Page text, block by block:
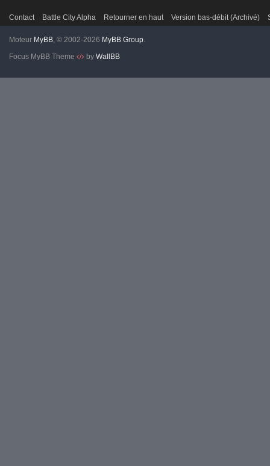
Contact Battle City Alpha Retourner en haut Version bas-débit (Archivé)
Moteur MyBB, © 2002-2026 MyBB Group.
Focus MyBB Theme
by WallBB